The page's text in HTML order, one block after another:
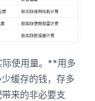
使用量。**用多
缓存的钱，存多
来的非必要支